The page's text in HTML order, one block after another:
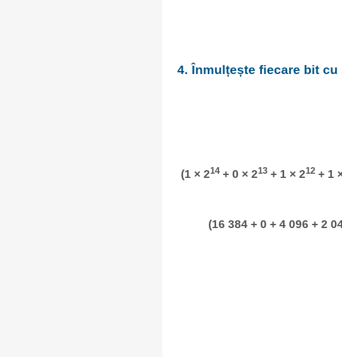
4. Înmulțește fiecare bit
(1 × 214+ 0 × 213+ 1 × 212+ 1
(16 384 + 0 + 4 096 + 2